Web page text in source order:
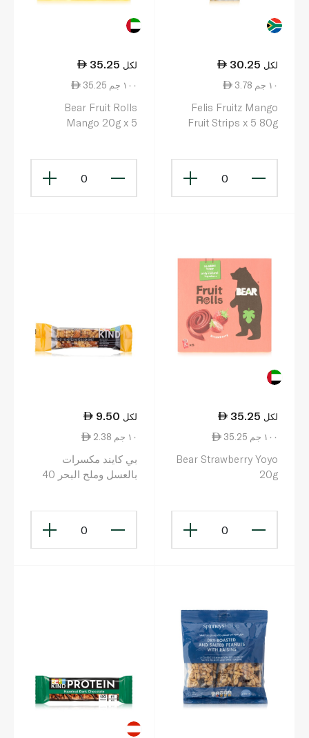
30.25 لكل
3.78 ١٠ جم
Felis Fruitz Mango
Fruit Strips x 5 80g
0
35.25 لكل
35.25 ١٠٠ جم
Bear Fruit Rolls
Mango 20g x 5
0
35.25 لكل
35.25 ١٠٠ جم
Bear Strawberry Yoyo
20g
0
9.50 لكل
2.38 ١٠ جم
بي كايند مكسرات
بالعسل وملح البحر 40
0